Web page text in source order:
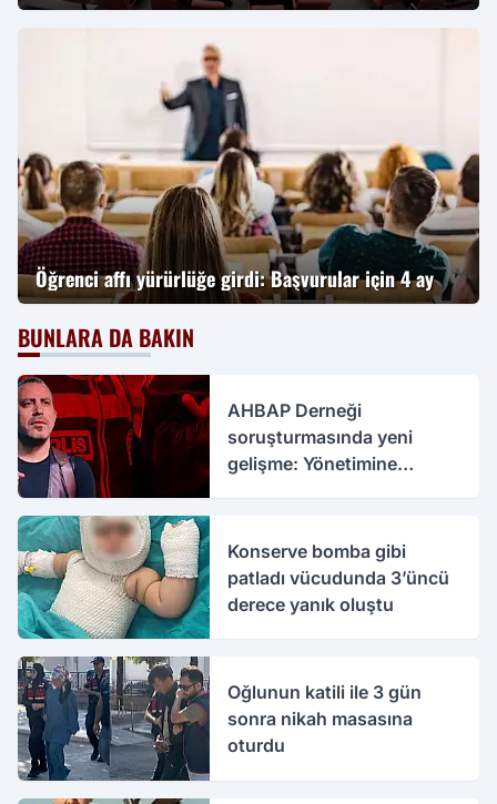
Öğrenci affı yürürlüğe girdi: Başvurular için 4 ay
BUNLARA DA BAKIN
AHBAP Derneği
soruşturmasında yeni
gelişme: Yönetimine
Konserve bomba gibi
patladı vücudunda 3’üncü
derece yanık oluştu
Oğlunun katili ile 3 gün
sonra nikah masasına
oturdu